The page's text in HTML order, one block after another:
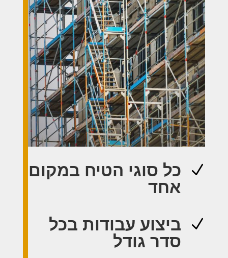
N
כל סוגי הטיח במקום
אחד
N
ביצוע עבודות בכל
סדר גודל